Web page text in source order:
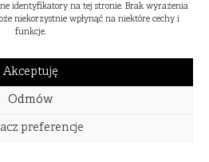
identyfikatory na tej stronie. Brak wyrażenia
niekorzystnie wpłynąć na niektóre cechy i
funkcje.
Akceptuję
Odmów
preferencje